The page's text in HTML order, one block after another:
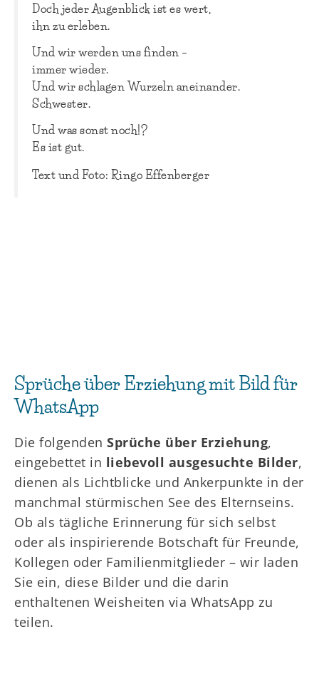
Doch jeder Augenblick ist es wert,
ihn zu erleben.
Und wir werden uns finden –
immer wieder.
Und wir schlagen Wurzeln aneinander.
Schwester.
Und was sonst noch!?
Es ist gut.
Text und Foto: Ringo Effenberger
Sprüche über Erziehung mit Bild für
WhatsApp
Die folgenden Sprüche über Erziehung,
eingebettet in liebevoll ausgesuchte Bilder,
dienen als Lichtblicke und Ankerpunkte in der
manchmal stürmischen See des Elternseins.
Ob als tägliche Erinnerung für sich selbst
oder als inspirierende Botschaft für Freunde,
Kollegen oder Familienmitglieder – wir laden
Sie ein, diese Bilder und die darin
enthaltenen Weisheiten via WhatsApp zu
teilen.